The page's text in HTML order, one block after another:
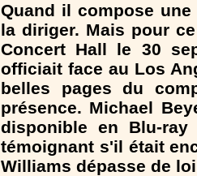
Quand il compose
la diriger. Mais pour
Concert Hall le 30
officiait face au Los
belles pages du
présence. Michael
disponible en Blu-
témoignant s'il était
Williams dépasse de